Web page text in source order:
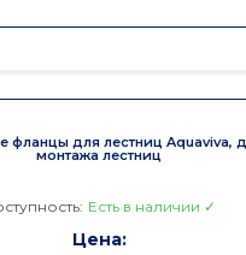
фланцы для лестниц Aquaviva,
монтажа лестниц
Есть в наличии ✓